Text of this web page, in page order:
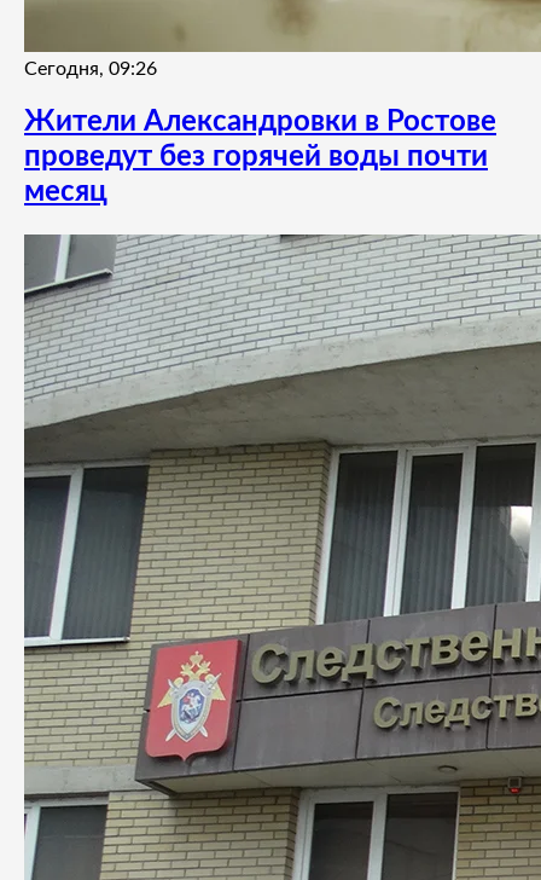
Сегодня, 09:26
Жители Александровки в Ростове
проведут без горячей воды почти
месяц